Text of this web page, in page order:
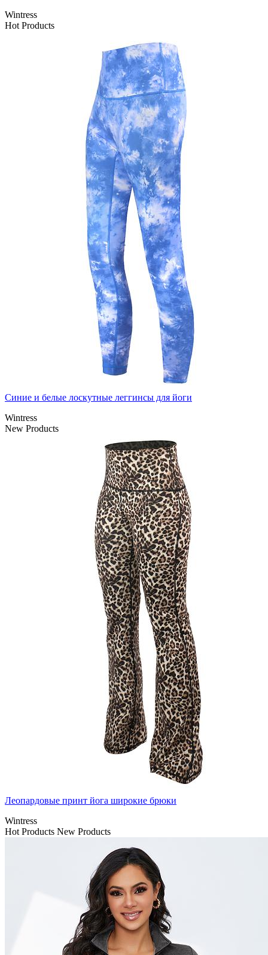
Wintress
Hot Products
Синие и белые лоскутные леггинсы для йоги
Wintress
New Products
Леопардовые принт йога широкие брюки
Wintress
Hot Products New Products